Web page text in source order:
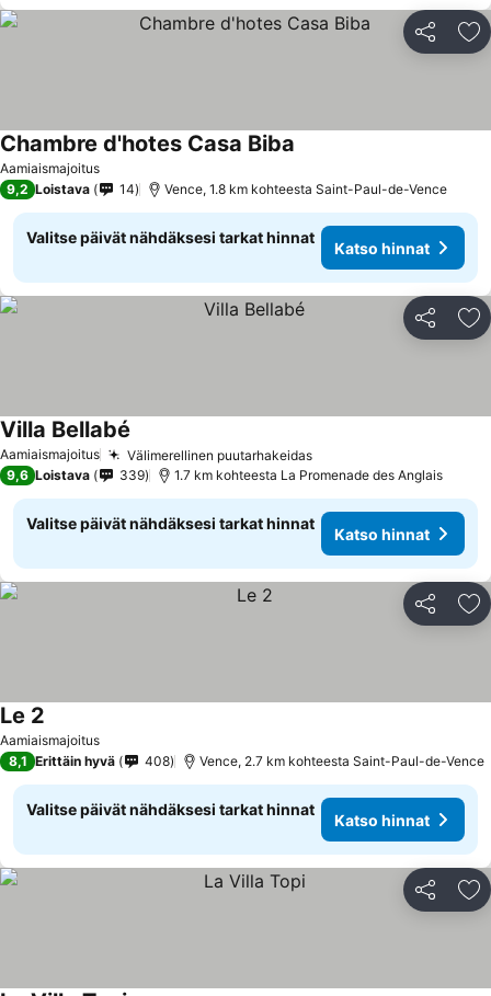
Jaa
Aamiaismajoitus
Chambre d'hotes Casa Biba
9,2 Loistava 14 Vence, 1.8 km kohteesta Saint-Paul-de-Vence
Valitse päivät nähdäksesi tarkat hinnat
Katso hinnat
Jaa
Aamiaismajoitus Välimerellinen puutarhakeidasKatso hinnat
Villa Bellabé
9,6 Loistava 339 1.7 km kohteesta La Promenade des Anglais
Valitse päivät nähdäksesi tarkat hinnat
Katso hinnat
Jaa
Aamiaismajoitus
Le 2
8,1 Erittäin hyvä 408 Vence, 2.7 km kohteesta Saint-Paul-de-Vence
Valitse päivät nähdäksesi tarkat hinnat
Katso hinnat
Jaa